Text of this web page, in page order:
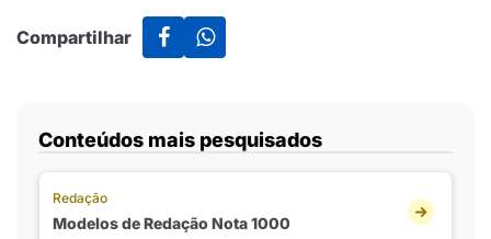
Compartilhar
Conteúdos mais pesquisados
Redação
Modelos de Redação Nota 1000